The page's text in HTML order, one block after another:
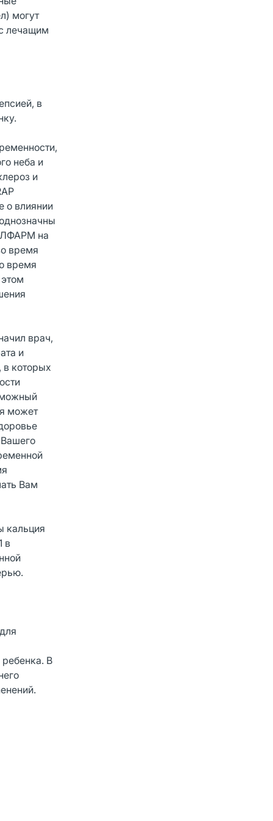
могут
лечащим
в
неба и
и
о влиянии
на
время
время
врач,
и
в которых
может
Вам
кальция
в
В